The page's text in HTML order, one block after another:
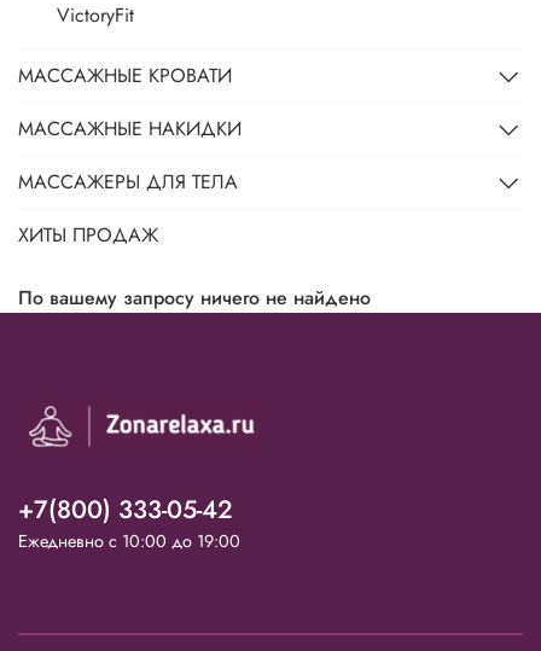
По вашему запросу ничего не найдено
VictoryFit
МАССАЖНЫЕ КРОВАТИ
МАССАЖНЫЕ НАКИДКИ
МАССАЖЕРЫ ДЛЯ ТЕЛА
ХИТЫ ПРОДАЖ
+7(800) 333-05-42
Ежедневно с 10:00 до 19:00